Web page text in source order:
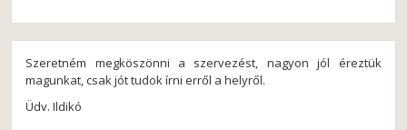
Szeretném megköszönni a szervezést, nagyon jól éreztük
magunkat, csak jót tudok írni erről a helyről.
Üdv. Ildikó